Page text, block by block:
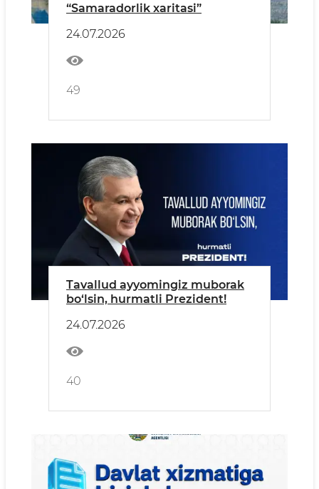
“Samaradorlik xaritasi”
24.07.2026
49
Tavallud ayyomingiz muborak
bo‘lsin, hurmatli Prezident!
24.07.2026
40